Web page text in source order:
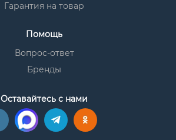
Гарантия на товар
Помощь
Вопрос-ответ
Бренды
Оставайтесь с нами